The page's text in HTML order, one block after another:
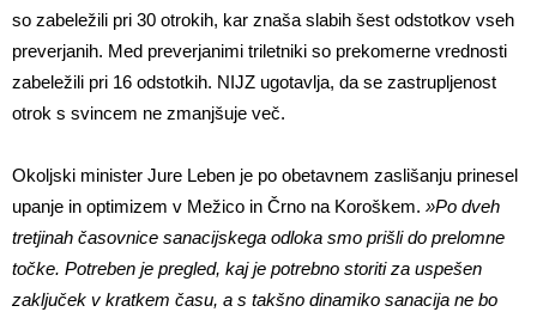
so zabeležili pri 30 otrokih, kar znaša slabih šest odstotkov vseh
preverjanih. Med preverjanimi triletniki so prekomerne vrednosti
zabeležili pri 16 odstotkih. NIJZ ugotavlja, da se zastrupljenost
otrok s svincem ne zmanjšuje več.
Okoljski minister Jure Leben je po obetavnem zaslišanju prinesel
upanje in optimizem v Mežico in Črno na Koroškem. »Po dveh
tretjinah časovnice sanacijskega odloka smo prišli do prelomne
točke. Potreben je pregled, kaj je potrebno storiti za uspešen
zaključek v kratkem času, a s takšno dinamiko sanacija ne bo